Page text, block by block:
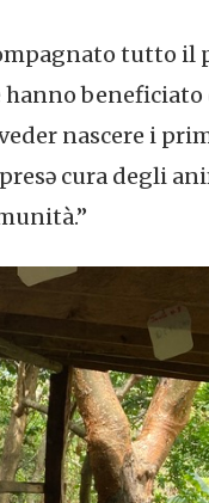
tutto il
beneficiato
nascere i
cura degli